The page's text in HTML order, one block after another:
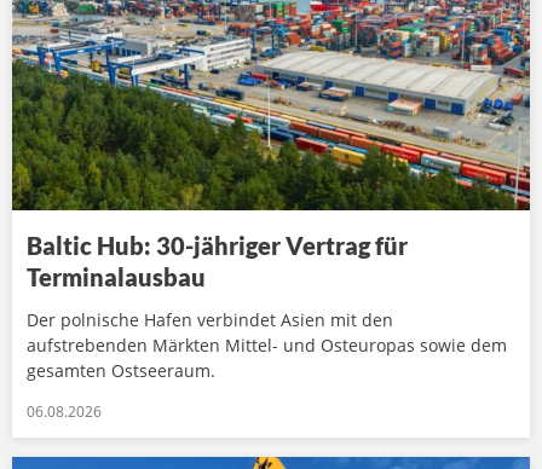
Baltic Hub: 30-jähriger Vertrag für
Terminalausbau
Der polnische Hafen verbindet Asien mit den
aufstrebenden Märkten Mittel- und Osteuropas sowie dem
gesamten Ostseeraum.
06.08.2026